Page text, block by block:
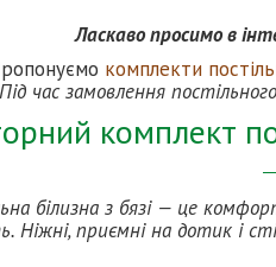
Ласкаво просимо в
комплекти
Під час замовлення
комплект
білизна з бязі — це
Ніжні, приємні на дотик і